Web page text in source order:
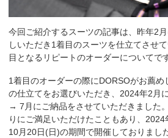
今回ご紹介するスーツの記事は、昨年2
しいただき1着目のスーツを仕立てさせ
目となるリピートのオーダーについてで
1着目のオーダーの際にDORSOがお薦め
の仕立てをお選びいただき、2024年2月
→ 7月にご納品をさせていただきました
りにご満足いただけたこともあり、
10月20日(日)の期間で開催しておりまし